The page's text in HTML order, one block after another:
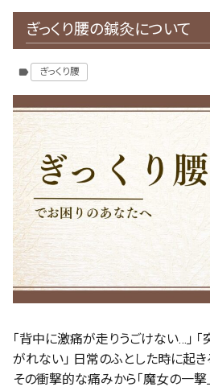
ぎっくり腰の鍼灸について
label ぎっくり腰
「背中に激痛が走りうごけない…」
がれない」 日常のふとした時に起き
その衝撃的な痛みから「魔女の一撃